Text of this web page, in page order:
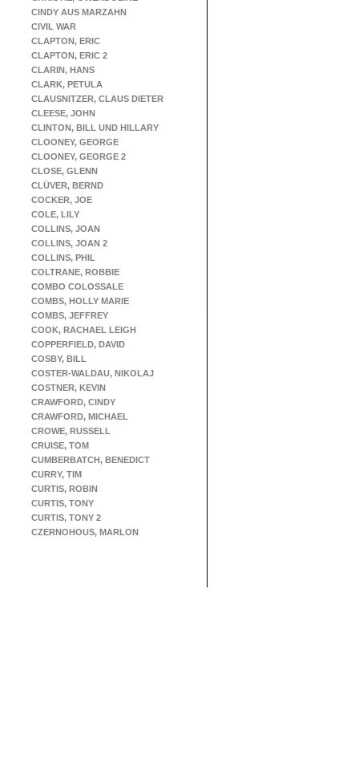
CINDY AUS MARZAHN
CIVIL WAR
CLAPTON, ERIC
CLAPTON, ERIC 2
CLARIN, HANS
CLARK, PETULA
CLAUSNITZER, CLAUS DIETER
CLEESE, JOHN
CLINTON, BILL UND HILLARY
CLOONEY, GEORGE
CLOONEY, GEORGE 2
CLOSE, GLENN
CLÜVER, BERND
COCKER, JOE
COLE, LILY
COLLINS, JOAN
COLLINS, JOAN 2
COLLINS, PHIL
COLTRANE, ROBBIE
COMBO COLOSSALE
COMBS, HOLLY MARIE
COMBS, JEFFREY
COOK, RACHAEL LEIGH
COPPERFIELD, DAVID
COSBY, BILL
COSTER-WALDAU, NIKOLAJ
COSTNER, KEVIN
CRAWFORD, CINDY
CRAWFORD, MICHAEL
CROWE, RUSSELL
CRUISE, TOM
CUMBERBATCH, BENEDICT
CURRY, TIM
CURTIS, ROBIN
CURTIS, TONY
CURTIS, TONY 2
CZERNOHOUS, MARLON